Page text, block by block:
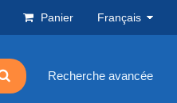
Panier Français
Recherche avancée